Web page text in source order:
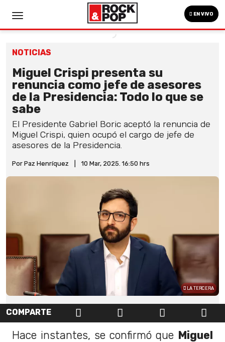
EN VIVO
NOTICIAS
Miguel Crispi presenta su
renuncia como jefe de asesores
de la Presidencia: Todo lo que se
sabe
El Presidente Gabriel Boric aceptó la renuncia de
Miguel Crispi, quien ocupó el cargo de jefe de
asesores de la Presidencia.
Por Paz Henríquez 10 Mar, 2025. 16:50 hrs
LA TERCERA
COMPARTE
Hace instantes, se confirmó que Miguel